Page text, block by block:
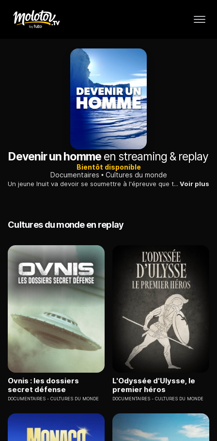
Devenir un hommeen streaming & replay
Bientôt disponible
Documentaires
Cultures du monde
Un jeune Inuit va devoir se soumettre à l'épreuve que tous les jeunes redoutent : la confrontation physique avec l'impitoyable désert de Glace. Voir plus
Cultures du monde en replay
Ovnis : les dossiers
secret défense
DOCUMENTAIRES CULTURES DU MONDE
L'Odyssée d'Ulysse, le
premier héros
DOCUMENTAIRES CULTURES DU MONDE